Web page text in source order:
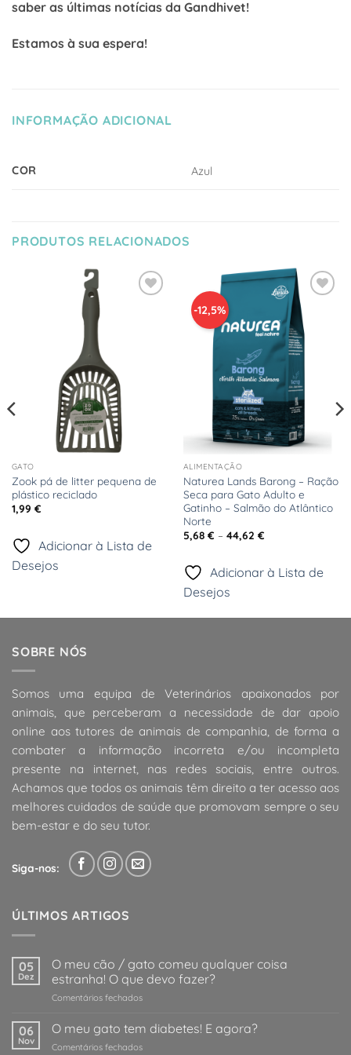
saber as últimas notícias da Gandhivet!
Estamos à sua espera!
INFORMAÇÃO ADICIONAL
COR Azul
PRODUTOS RELACIONADOS
GATO
Zook pá de litter pequena de
plástico reciclado
1,99 €
Adicionar à Lista de
Desejos
-12,5%
Adicionar
à Lista
Desejos
ALIMENTAÇÃO
Naturea Lands Barong – Ração
Seca para Gato Adulto e
Gatinho – Salmão do Atlântico
Norte
5,68 € – 44,62 €Price
44,62 €
Adicionar à Lista de
Desejos
SOBRE NÓS
Somos uma equipa de Veterinários apaixonados por
animais, que perceberam a necessidade de dar apoio
online aos tutores de animais de companhia, de forma a
combater a informação incorreta e/ou incompleta
presente na internet, nas redes sociais, entre outros.
Achamos que todos os animais têm direito a ter acesso aos
melhores cuidados de saúde que promovam sempre o seu
bem-estar e do seu tutor.
Siga-nos:
ÚLTIMOS ARTIGOS
05
Dez
O meu cão / gato comeu qualquer coisa
estranha! O que devo fazer?
Comentários fechadosem
meu
cão
/
06
Nov
O meu gato tem diabetes! E agora?
Comentários fechadosem